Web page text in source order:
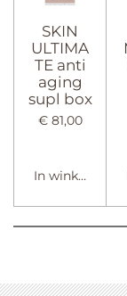
SKIN
ULTIMA
TE anti
aging
supl box
€ 81,00
In